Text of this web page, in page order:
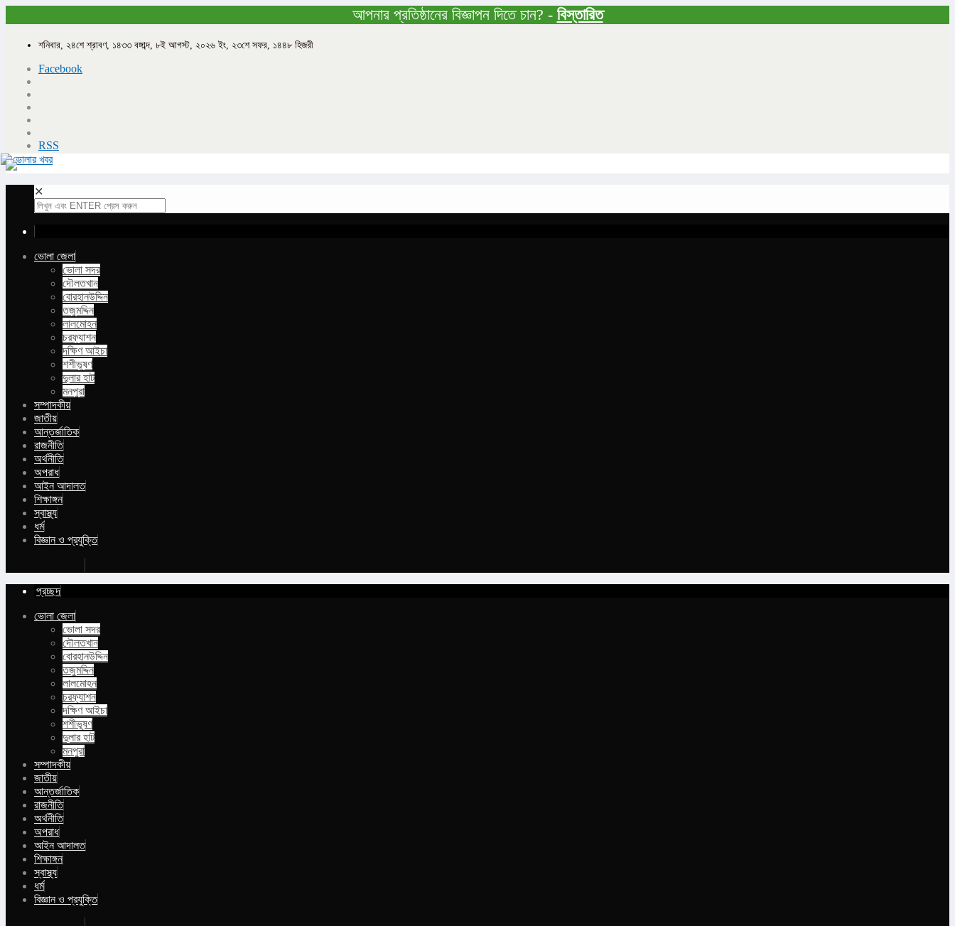
আপনার প্রতিষ্ঠানের বিজ্ঞাপন দিতে চান? - বিস্তারিত
শনিবার, ২৪শে শ্রাবণ, ১৪৩৩ বঙ্গাব্দ, ৮ই আগস্ট, ২০২৬ ইং, ২৩শে সফর, ১৪৪৮ হিজরী
Facebook
RSS
✕
ভোলা জেলা
ভোলা সদর
দৌলতখান
বোরহানউদ্দিন
তজুমদ্দিন
লালমোহন
চরফ্যাশন
দক্ষিণ আইচা
শশীভূষণ
দুলার হাট
মনপুরা
সম্পাদকীয়
জাতীয়
আন্তর্জাতিক
রাজনীতি
অর্থনীতি
অপরাধ
আইন আদালত
শিক্ষাঙ্গন
স্বাস্থ্য
ধর্ম
বিজ্ঞান ও প্রযুক্তি
প্রচ্ছদ
ভোলা জেলা
ভোলা সদর
দৌলতখান
বোরহানউদ্দিন
তজুমদ্দিন
লালমোহন
চরফ্যাশন
দক্ষিণ আইচা
শশীভূষণ
দুলার হাট
মনপুরা
সম্পাদকীয়
জাতীয়
আন্তর্জাতিক
রাজনীতি
অর্থনীতি
অপরাধ
আইন আদালত
শিক্ষাঙ্গন
স্বাস্থ্য
ধর্ম
বিজ্ঞান ও প্রযুক্তি